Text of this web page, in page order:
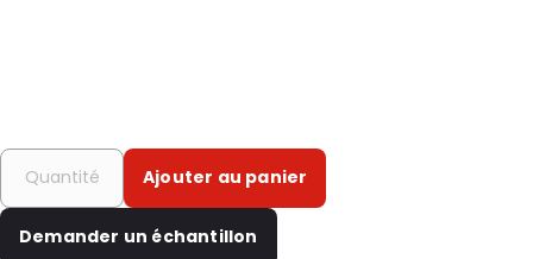
Ajouter au panier
Demander un échantillon